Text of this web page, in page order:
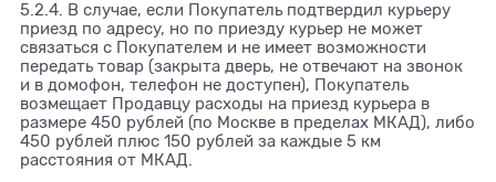
5.2.4. В случае, если Покупатель подтвердил курьеру
приезд по адресу, но по приезду курьер не может
связаться с Покупателем и не имеет возможности
передать товар (закрыта дверь, не отвечают на звонок
и в домофон, телефон не доступен), Покупатель
возмещает Продавцу расходы на приезд курьера в
размере 450 рублей (по Москве в пределах МКАД), либо
450 рублей плюс 150 рублей за каждые 5 км
расстояния от МКАД.